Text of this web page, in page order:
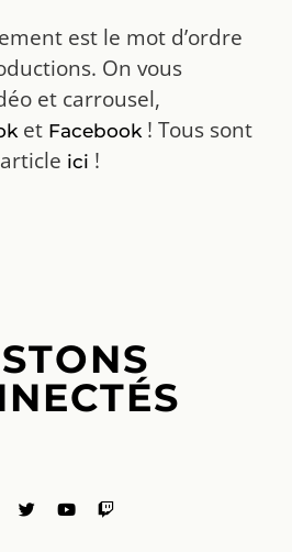
est le mot d’ordre
On vous
et carrousel,
et Facebook! Tous sont
ici !